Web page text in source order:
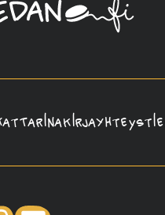
TarinaKirja